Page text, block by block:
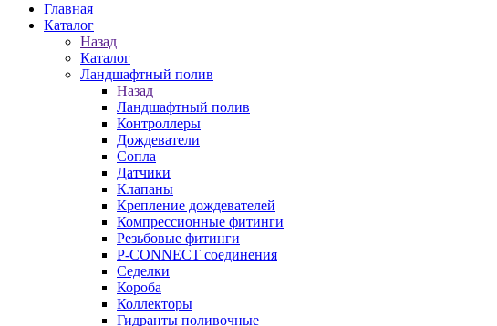
Главная
Каталог
Назад
Каталог
Ландшафтный полив
Назад
Ландшафтный полив
Контроллеры
Дождеватели
Сопла
Датчики
Клапаны
Крепление дождевателей
Компрессионные фитинги
Резьбовые фитинги
P-CONNECT соединения
Седелки
Короба
Коллекторы
Гидранты поливочные